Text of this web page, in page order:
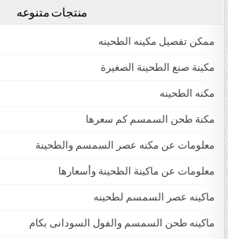
منتجات متنوعه
ممكن تفصيل مكينه الطحينه
مكينة صنع الطحينة الصغيرة
مكنه الطحينه
مكنة طحن السمسم كم سعرها
معلومات عن مكنه عصر السمسم والطحينة
معلومات عن ماكينة الطحينة وأسعارها
ماكينه عصر السمسم لطحينه
ماكينه طحن السمسم والفول السودانى بكام